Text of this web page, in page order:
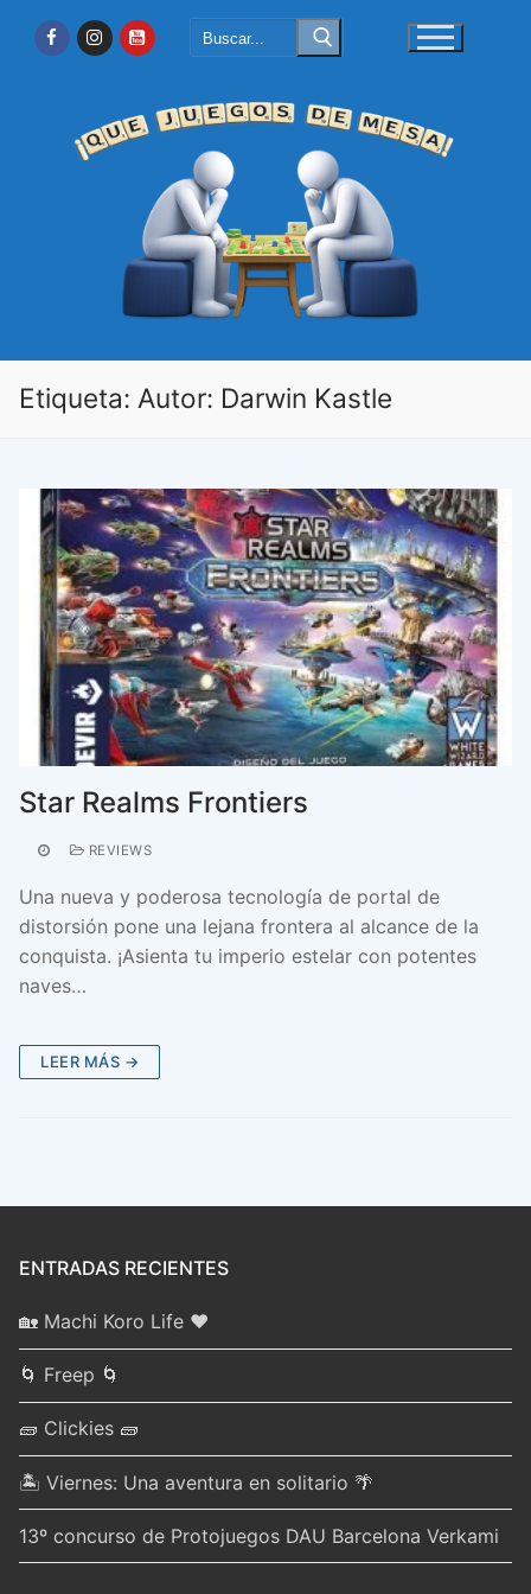
Buscar:
Etiqueta: Autor: Darwin Kastle
Star Realms Frontiers
REVIEWS
Una nueva y poderosa tecnología de portal de
distorsión pone una lejana frontera al alcance de la
conquista. ¡Asienta tu imperio estelar con potentes
naves…
LEER MÁS →
ENTRADAS RECIENTES
🏡 Machi Koro Life ❤️
🌀 Freep 🌀
🧱 Clickies 🧱
🏝️ Viernes: Una aventura en solitario 🌴
13º concurso de Protojuegos DAU Barcelona Verkami